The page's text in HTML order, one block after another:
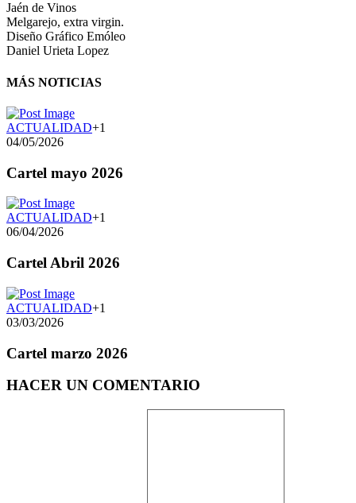
Jaén de Vinos
Melgarejo, extra virgin.
Diseño Gráfico Emóleo
Daniel Urieta Lopez
MÁS NOTICIAS
ACTUALIDAD+1
04/05/2026
Cartel mayo 2026
ACTUALIDAD+1
06/04/2026
Cartel Abril 2026
ACTUALIDAD+1
03/03/2026
Cartel marzo 2026
HACER UN COMENTARIO